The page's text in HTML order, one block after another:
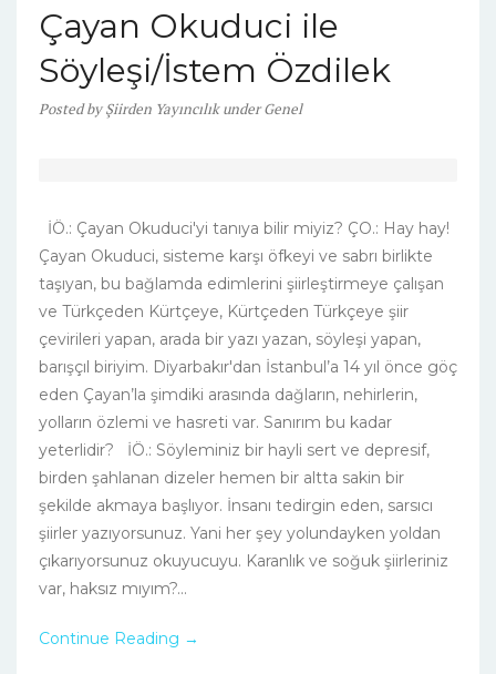
Çayan Okuduci ile
Söyleşi/İstem Özdilek
PostedbyŞiirden Yayıncılık underGenel
İÖ.: Çayan Okuduci'yi tanıya bilir miyiz? ÇO.: Hay hay!
Çayan Okuduci, sisteme karşı öfkeyi ve sabrı birlikte
taşıyan, bu bağlamda edimlerini şiirleştirmeye çalışan
ve Türkçeden Kürtçeye, Kürtçeden Türkçeye şiir
çevirileri yapan, arada bir yazı yazan, söyleşi yapan,
barışçıl biriyim. Diyarbakır'dan İstanbul’a 14 yıl önce göç
eden Çayan’la şimdiki arasında dağların, nehirlerin,
yolların özlemi ve hasreti var. Sanırım bu kadar
yeterlidir? İÖ.: Söyleminiz bir hayli sert ve depresif,
birden şahlanan dizeler hemen bir altta sakin bir
şekilde akmaya başlıyor. İnsanı tedirgin eden, sarsıcı
şiirler yazıyorsunuz. Yani her şey yolundayken yoldan
çıkarıyorsunuz okuyucuyu. Karanlık ve soğuk şiirleriniz
var, haksız mıyım?...
Continue Reading →